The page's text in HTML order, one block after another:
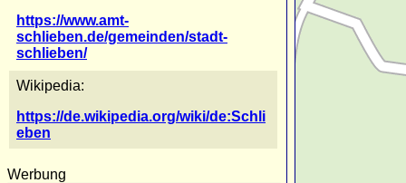
https://www.amt-
schlieben.de/gemeinden/stadt-
schlieben/
Wikipedia:
https://de.wikipedia.org/wiki/de:Schli
eben
Werbung